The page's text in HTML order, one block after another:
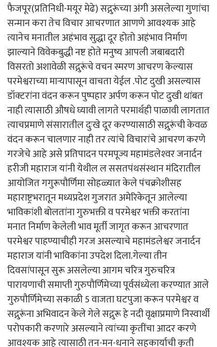
फैजपूर(प्रतिनिधी-मयूर मेढे) सद्गुरूंच्या अंगी असलेल्या गुणांचा
सन्मान करा तेच विचार आचरणात आणणे आवश्यक आहे
त्यानेच मनातील अहंभाव सुद्धा दूर होतो अहंभाव निर्माण
झाल्याने विवेकबुद्धी नष्ट होते मनुष्य आपली जबाबदारी
विसरतो अशावेळी सद्गुरूंचे वचन स्मरण आचरण केल्यास
परमेश्वराच्या माऱ्यापासून वाचता येईल .पोट दुखी असल्यास
डॉक्टरांना वंदन करून पुष्पहार अर्पण करून पोट दुखी थांबत
नाही त्यासाठी औषधे घ्यावी लागते परमार्थही पाळावी लागतात
त्याचप्रमाणे संसारातील दुःखे दूर करण्यासाठी सद्गुरूंची केवळ
वंदन करून चालणार नाही तर त्यांचे विचारांचे आचरण करणे
गरजेचे आहे असे प्रतिपादन परमपूज्य महामंडलेश्‍वर जनार्दन
हरीजी महाराज यांनी येथील ल ससतपंथसंस्थान मंदिरातील
आयोजित गगुरूपौर्णिमा सोहळ्यात केले पंचक्रोशीसह
महाराष्ट्रभरातून मध्यप्रदेश गुजरात अमेरिकेतून आलेल्या
भाविकांशी बोलतांना गुरुभक्ती व परमेश्वर भक्ती करतांना
मनात निर्माण केलेली भाव मूर्ती जागृत करून आचरणात
परमेश्वर पाहण्याचीही गरज असल्याचे महामंडलेश्वर जनार्दन
महाराज यांनी भाविकांना उपदेश दिला.गेल्या तीन
दिवसांपासून सुरू असलेल्या आगम चरित्र गुरुचरित्र
पारायणाची समाप्ती गुरुपौर्णिमेच्या पूर्वसंध्येला करण्यात आले
गुरुपौर्णिमेच्या सकाळी 5 वाजता घटपुजा करून परमेश्वर व
सद्गुरूंना अभिवादन केले गेले सद्गुरू हे नदी वृक्षाप्रमाणे निस्वार्थी
परोपकारी करणारे असल्याने त्यांच्या कृतींचा आदर करणे
आवश्यक आहे त्यासाठी तन-मन-धनाने सहकार्याची कृती